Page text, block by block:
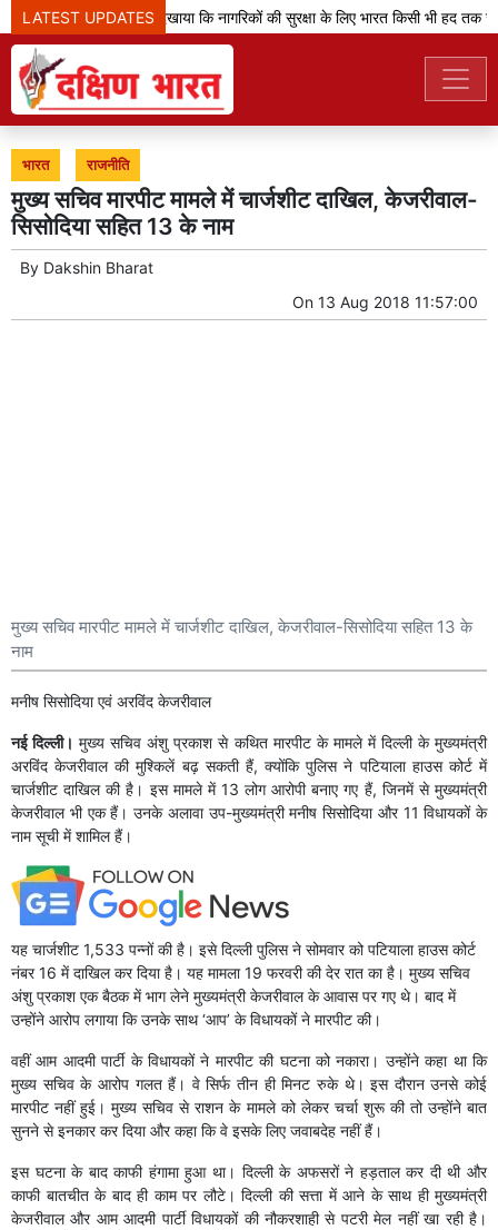
LATEST UPDATES
'ऑपरेशन सिंदूर' ने दिखाया कि नागरिकों की सुरक्षा के लिए भारत किसी भी हद तक जा
भारत राजनीति
मुख्य सचिव मारपीट मामले में चार्जशीट दाखिल, केजरीवाल-
सिसोदिया सहित 13 के नाम
By Dakshin Bharat
On 13 Aug 2018 11:57:00
मुख्य सचिव मारपीट मामले में चार्जशीट दाखिल, केजरीवाल-सिसोदिया सहित 13 के
नाम
मनीष सिसोदिया एवं अ​रविंद केजरीवाल
नई दिल्ली। मुख्य सचिव अंशु प्रकाश से कथित मारपीट के मामले में दिल्ली के मुख्यमंत्री
अरविंद केजरीवाल की मुश्किलें बढ़ सकती हैं, क्योंकि पुलिस ने पटियाला हाउस कोर्ट में
चार्जशीट दाखिल की है। इस मामले में 13 लोग आरोपी बनाए गए हैं, जिनमें से मुख्यमंत्री
केजरीवाल भी एक हैं। उनके अलावा उप-मुख्यमंत्री मनीष सिसोदिया और 11 विधायकों के
नाम सूची में शामिल हैं।
यह चार्जशीट 1,533 पन्नों की है। इसे दिल्ली पुलिस ने सोमवार को पटियाला हाउस कोर्ट
नंबर 16 में दाखिल कर दिया है। यह मामला 19 फरवरी की देर रात का है। मुख्य सचिव
अंशु प्रकाश एक बैठक में भाग लेने मुख्यमंत्री केजरीवाल के आवास पर गए थे। बाद में
उन्होंने आरोप लगाया कि उनके साथ ‘आप’ के विधायकों ने मारपीट की।
वहीं आम आदमी पार्टी के विधायकों ने मारपीट की घटना को नकारा। उन्होंने कहा था ​कि
मुख्य सचिव के आरोप गलत हैं। वे सिर्फ तीन ही मिनट रुके थे। इस दौरान उनसे कोई
मारपीट नहीं हुई। मुख्य सचिव से राशन के मामले को लेकर चर्चा शुरू की तो उन्होंने बात
सुनने से इनकार कर दिया और कहा कि वे इसके लिए ​जवाबदेह नहीं हैं।
इस घटना के बाद काफी हंगामा हुआ था। दिल्ली के अफसरों ने हड़ताल कर दी थी और
काफी बातचीत के बाद ही काम पर लौटे। दिल्ली की सत्ता में आने के साथ ही मुख्यमंत्री
केजरीवाल और आम आदमी पार्टी विधायकों की नौकरशाही से पटरी मेल नहीं खा रही है।